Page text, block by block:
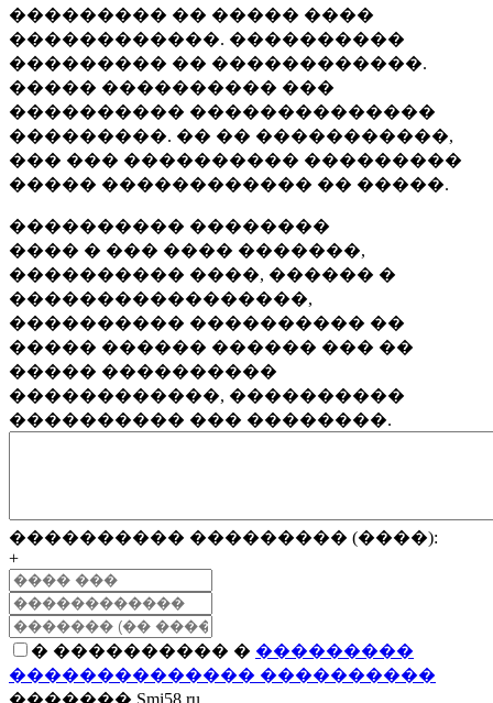
��������� �� ����� ����
������������. ����������
��������� �� ������������.
����� ���������� ���
���������� ��������������
���������. �� �� �����������,
��� ��� ���������� ���������
����� ������������ �� �����.
���������� ��������
���� � ��� ���� �������,
���������� ����, ������ �
�����������������,
���������� ���������� ��
����� ������ ������ ��� ��
����� ����������
������������, ����������
���������� ��� ��������.
���������� ��������� (����):
+
� ���������� � ���������
�������������� ����������
������� Smi58.ru